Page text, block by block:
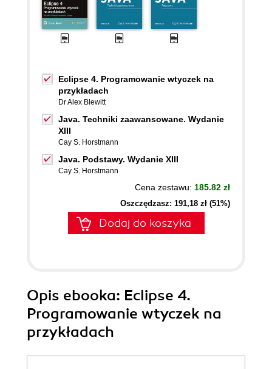
Eclipse 4. Programowanie wtyczek na
przykładach
Dr Alex Blewitt
Java. Techniki zaawansowane. Wydanie
XIII
Cay S. Horstmann
Java. Podstawy. Wydanie XIII
Cay S. Horstmann
Cena zestawu: 185.82 zł
Oszczędzasz: 191,18 zł (51%)
Dodaj do koszyka
Opis ebooka: Eclipse 4.
Programowanie wtyczek na
przykładach